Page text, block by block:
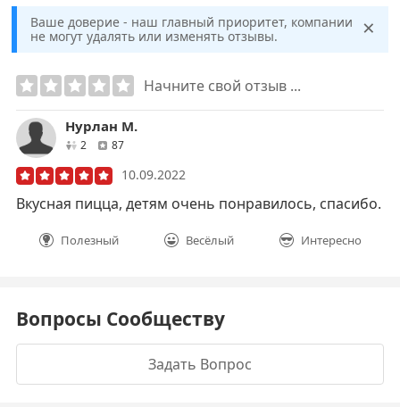
Ваше доверие - наш главный приоритет, компании
не могут удалять или изменять отзывы.
×
Начните свой отзыв ...
Нурлан М.
2 друзей
87отзывов
10.09.2022
Вкусная пицца, детям очень понравилось, спасибо.
Полезный Весёлый Интересно
Вопросы Сообществу
Задать Вопрос